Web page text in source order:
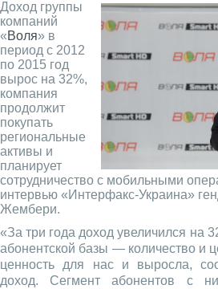
Доход группы
компаний
«Воля» в
период с 2012
по 2015 год
вырос на 32%,
компания
продолжит
покупать
региональные
активы и
планирует
сотрудничество с мобильными
интервью «Интерфакс-Украина»
Жембери.
«За три года доход увеличился на
абонентской базы — количество и
ценность для нас и выросла,
доход. Сегмент абонентов с